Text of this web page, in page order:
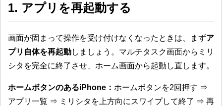
1. アプリを再起動する
画面が固まって操作を受け付けなくなったときは、まずア
プリ自体を再起動しましょう。マルチタスク画面からミリ
シタを完全に終了させ、ホーム画面から起動し直します。
ホームボタンのあるiPhone： ホームボタンを2回押す ⇒
アプリ一覧 ⇒ ミリシタを上方向にスワイプして終了 ⇒ 再